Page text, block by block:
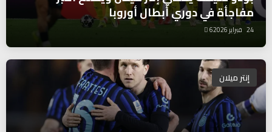
مفاجأة في دوري أبطال أوروبا
24 فبراير 2026 6
إنتر ميلان